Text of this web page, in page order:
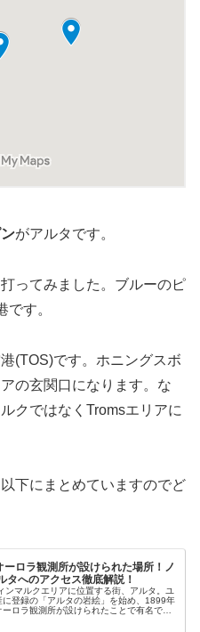
がアルタです。
打ってみました。ブルーのピ
す。
(TOS)です。ホニングスボ
の玄関口になります。な
クではなくTromsエリアに
下にまとめていますのでど
ーロラ観測所が設けられた場所！ノ
タへのアクセス徹底解説！
ンマルクエリアに位置する街、アルタ。ユ
に登録の「アルタの岩絵」を始め、1899年
ーロラ観測所が設けられたことで有名で